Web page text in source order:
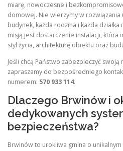
miarę, nowoczesne i
domowej. Nie wierzymy w
budynek, każda rodzina i każda działka
misją jest dostarczenie instalacji, która
styl życia, architekturę obiektu oraz
Jeśli chcą Państwo zabezpieczyć swoją
zapraszamy do bezpośredniego
numerem: 570 933 114.
Dlaczego Brwinów i
dedykowanych
bezpieczeństwa?
Brwinów to urokliwa gmina o